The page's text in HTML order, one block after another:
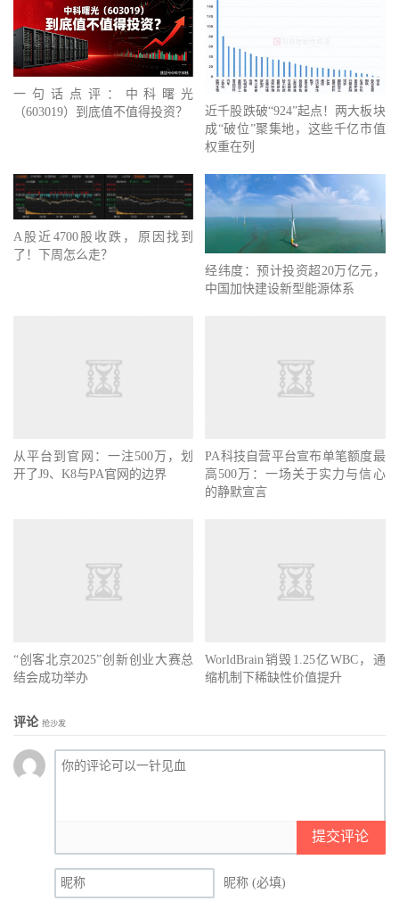
一句话点评：中科曙光
（603019）到底值不值得投资？
近千股跌破“924”起点！两大板块
成“破位”聚集地，这些千亿市值
权重在列
A股近4700股收跌，原因找到
了！下周怎么走？
经纬度：预计投资超20万亿元，
中国加快建设新型能源体系
从平台到官网：一注500万，划
开了J9、K8与PA官网的边界
PA科技自营平台宣布单笔额度最
高500万：一场关于实力与信心
的静默宣言
“创客北京2025”创新创业大赛总
结会成功举办
WorldBrain销毁1.25亿WBC，通
缩机制下稀缺性价值提升
评论 抢沙发
提交评论
昵称 (必填)